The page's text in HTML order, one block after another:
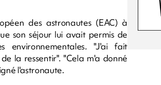
des astronautes (EAC) à
son séjour lui avait permis de
environnementales. "J'ai fait
la ressentir". "Cela m'a donné
l'astronaute.